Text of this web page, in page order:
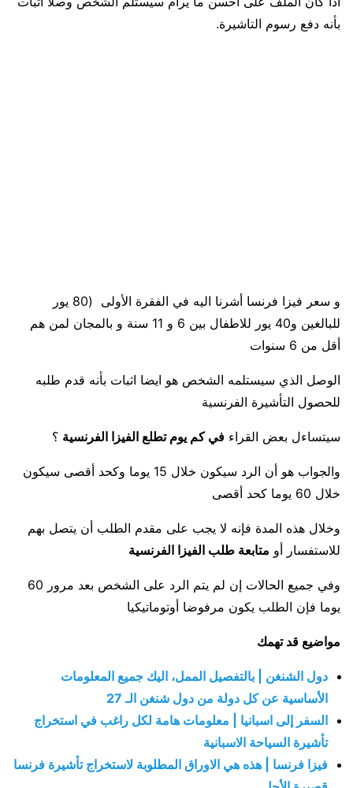
بأنه دفع رسوم التاشيرة.
و سعر فيزا فرنسا أشرنا اليه في الفقرة الأولى (80 يور
للبالغين و40 يور للاطفال بين 6 و 11 سنة و بالمجان لمن هم
أقل من 6 سنوات
الوصل الذي سيستلمه الشخص هو ايضا اثبات بأنه قدم طلبه
للحصول التأشيرة الفرنسية
سيتساءل بعض القراء في كم يوم تطلع الفيزا الفرنسية ؟
والجواب هو أن الرد سيكون خلال 15 يوما وكحد أقصى سيكون
خلال 60 يوما كحد أقصى
وخلال هذه المدة فإنه لا يجب على مقدم الطلب أن يتصل بهم
للاستفسار أو متابعة طلب الفيزا الفرنسية
وفي جميع الحالات إن لم يتم الرد على الشخص بعد مرور 60
يوما فإن الطلب يكون مرفوضا أوتوماتيكيا
مواضيع قد تهمك
دول الشنغن | بالتفصيل الممل، اليك جميع المعلومات
الأساسية عن كل دولة من دول شنغن الـ 27
السفر إلى اسبانيا | معلومات هامة لكل راغب في استخراج
تأشيرة السياحة الاسبانية
فيزا فرنسا | هذه هي الاوراق المطلوبة لاستخراج تأشيرة فرنسا